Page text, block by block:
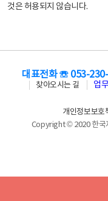
것은 허용되지 않습니다.
대표전화 ☏ 053-
찾아오시는 길
업
개인정보보호
Copyright © 2020 한국